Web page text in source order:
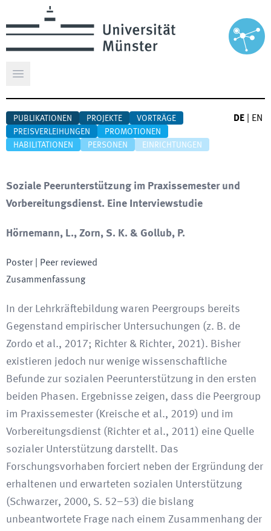
Hauptmenü öffnen
PUBLIKATIONEN PROJEKTE
VORTRÄGE
PREISVERLEIHUNGEN
PROMOTIONEN
HABILITATIONEN
PERSONEN EINRICHTUNGEN
DE EN
Soziale Peerunterstützung im Praxissemester und
Vorbereitungsdienst. Eine Interviewstudie
Hörnemann, L., Zorn, S. K. & Gollub, P.
Poster| Peer reviewed
Zusammenfassung
In der Lehrkräftebildung waren Peergroups bereits
Gegenstand empirischer Untersuchungen (z. B. de
Zordo et al., 2017; Richter & Richter, 2021). Bisher
existieren jedoch nur wenige wissenschaftliche
Befunde zur sozialen Peerunterstützung in den ersten
beiden Phasen. Ergebnisse zeigen, dass die Peergroup
im Praxissemester (Kreische et al., 2019) und im
Vorbereitungsdienst (Richter et al., 2011) eine Quelle
sozialer Unterstützung darstellt. Das
Forschungsvorhaben forciert neben der Ergründung der
erhaltenen und erwarteten sozialen Unterstützung
(Schwarzer, 2000, S. 52–53) die bislang
unbeantwortete Frage nach einem Zusammenhang der